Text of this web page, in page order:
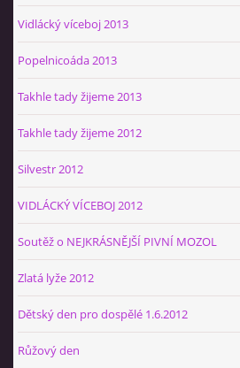
Vidlácký víceboj 2013
Popelnicoáda 2013
Takhle tady žijeme 2013
Takhle tady žijeme 2012
Silvestr 2012
VIDLÁCKÝ VÍCEBOJ 2012
Soutěž o NEJKRÁSNĚJŠÍ PIVNÍ MOZOL
Zlatá lyže 2012
Dětský den pro dospělé 1.6.2012
Růžový den